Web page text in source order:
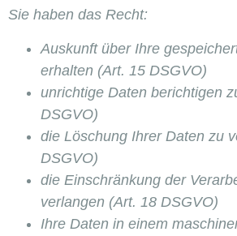
Sie haben das Recht:
Auskunft über Ihre
erhalten (Art. 15 DSGVO)
unrichtige Daten berichtigen
DSGVO)
die Löschung Ihrer Daten zu
DSGVO)
die Einschränkung der
verlangen (Art. 18 DSGVO)
Ihre Daten in einem